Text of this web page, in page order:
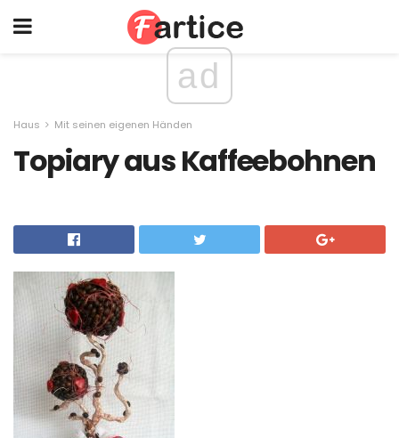
ad
Haus Mit seinen eigenen Händen
Topiary aus Kaffeebohnen